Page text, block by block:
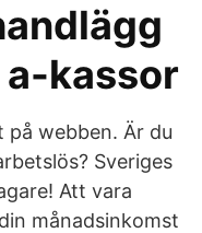
kassor
på webben. Är du
Sveriges
Att vara
månadsinkomst